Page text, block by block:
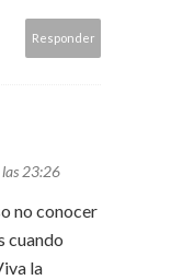
Responder
las 23:26
no conocer
cuando
la